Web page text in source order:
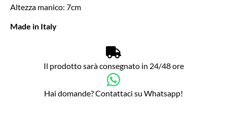
Altezza manico: 7cm
Made in Italy
Il prodotto sarà consegnato in 24/48 ore
Hai domande? Contattaci su Whatsapp!